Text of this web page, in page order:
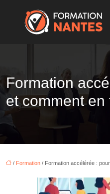
Formation
et comment
/ Formation / Formation accélérée :